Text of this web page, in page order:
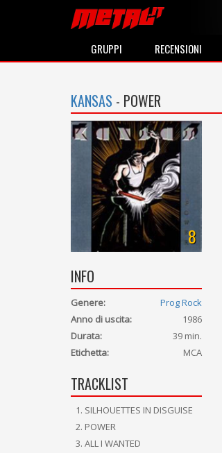
GRUPPI RECENSIONI
KANSAS - POWER
8
INFO
Genere:
Prog Rock
Anno di uscita:
1986
Durata:
39 min.
Etichetta:
MCA
TRACKLIST
SILHOUETTES IN DISGUISE
POWER
ALL I WANTED